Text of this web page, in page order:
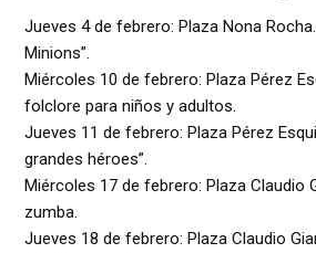
Jueves 4 de febrero: Plaza Nona
Minions”.
Miércoles 10 de febrero: Plaza Pérez
folclore para niños y adultos.
Jueves 11 de febrero: Plaza Pérez
grandes héroes”.
Miércoles 17 de febrero: Plaza Claudio
zumba.
Jueves 18 de febrero: Plaza Claudio